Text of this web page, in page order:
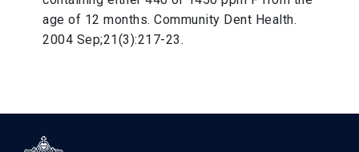
age of 12 months. Community Dent Health.
2004 Sep;21(3):217-23.